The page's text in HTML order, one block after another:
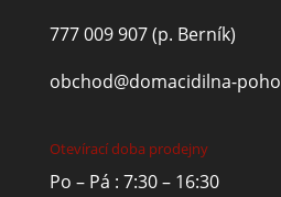
777 009 907(p. Berník)
obchod@domacidilna-
Otevírací doba prodejny
Po – Pá : 7:30 – 16:30